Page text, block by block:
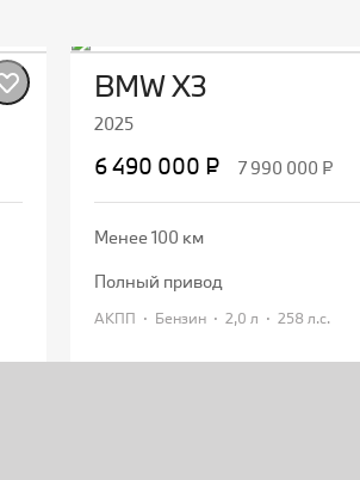
BMW X3
2025
6 490 000 ₽ 7 990 000 ₽
Менее 100 км
полный привод
АКПП · Бензин · 2,0 л · 258 л.с.